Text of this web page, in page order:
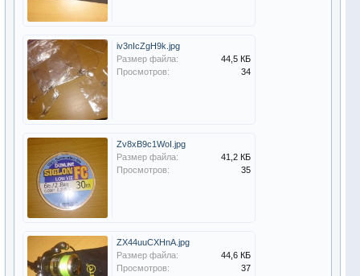
iv3nIcZgH9k.jpg
Размер файла:
44,5 КБ
Просмотров:
34
Zv8xB9c1WoI.jpg
Размер файла:
41,2 КБ
Просмотров:
35
ZX44uuCXHnA.jpg
Размер файла:
44,6 КБ
Просмотров:
37